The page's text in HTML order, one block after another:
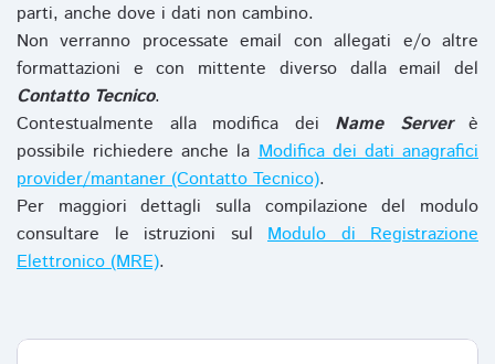
parti, anche dove i dati non cambino.
Non verranno processate email con allegati e/o altre
formattazioni e con mittente diverso dalla email del
Contatto Tecnico.
Contestualmente alla modifica dei Name Serverè
possibile richiedere anche laModifica dei dati anagrafici
provider/mantaner (Contatto Tecnico).
Per maggiori dettagli sulla compilazione del modulo
consultare le istruzioni sul Modulo di Registrazione
Elettronico (MRE).